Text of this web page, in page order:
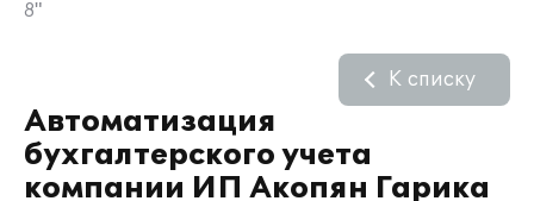
8"
Автоматизация
бухгалтерского учета
компании ИП Акопян Гарика
К списку